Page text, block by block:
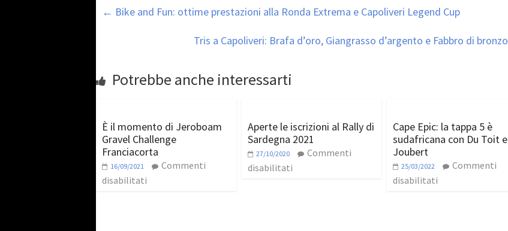
← Bike and Fun: ottime prestazioni alla Ronda Extrema e Capoliveri Legend Cup
Tris a Capoliveri: Brafa d’oro, Giangrasso d’argento e Fabbro di bronzo
Potrebbe anche interessarti
È il momento di Jeroboam
Gravel Challenge
Franciacorta
16/09/2021
Commenti
disabilitati
Aperte le iscrizioni al Rally di
Sardegna 2021
27/10/2020
Commenti
disabilitati
Cape Epic: la tappa 5 è
sudafricana con Du Toit e
Joubert
25/03/2022
Commenti
disabilitati